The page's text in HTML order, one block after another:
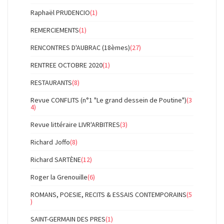
Raphaël PRUDENCIO(1)
REMERCIEMENTS(1)
RENCONTRES D'AUBRAC (18èmes)(27)
RENTREE OCTOBRE 2020(1)
RESTAURANTS(8)
Revue CONFLITS (n°1 "Le grand dessein de Poutine")(3
4)
Revue littéraire LIVR'ARBITRES(3)
Richard Joffo(8)
Richard SARTÈNE(12)
Roger la Grenouille(6)
ROMANS, POESIE, RECITS & ESSAIS CONTEMPORAINS(5
)
SAINT-GERMAIN DES PRES(1)